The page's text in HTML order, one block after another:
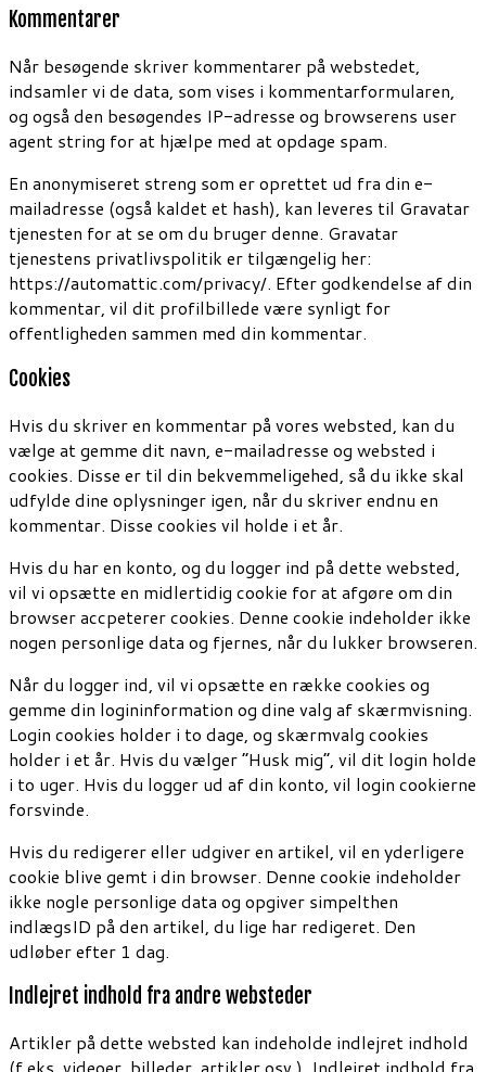
Kommentarer
Når besøgende skriver kommentarer på webstedet,
indsamler vi de data, som vises i kommentarformularen,
og også den besøgendes IP-adresse og browserens user
agent string for at hjælpe med at opdage spam.
En anonymiseret streng som er oprettet ud fra din e-
mailadresse (også kaldet et hash), kan leveres til Gravatar
tjenesten for at se om du bruger denne. Gravatar
tjenestens privatlivspolitik er tilgængelig her:
https://automattic.com/privacy/. Efter godkendelse af din
kommentar, vil dit profilbillede være synligt for
offentligheden sammen med din kommentar.
Cookies
Hvis du skriver en kommentar på vores websted, kan du
vælge at gemme dit navn, e-mailadresse og websted i
cookies. Disse er til din bekvemmeligehed, så du ikke skal
udfylde dine oplysninger igen, når du skriver endnu en
kommentar. Disse cookies vil holde i et år.
Hvis du har en konto, og du logger ind på dette websted,
vil vi opsætte en midlertidig cookie for at afgøre om din
browser accpeterer cookies. Denne cookie indeholder ikke
nogen personlige data og fjernes, når du lukker browseren.
Når du logger ind, vil vi opsætte en række cookies og
gemme din logininformation og dine valg af skærmvisning.
Login cookies holder i to dage, og skærmvalg cookies
holder i et år. Hvis du vælger “Husk mig”, vil dit login holde
i to uger. Hvis du logger ud af din konto, vil login cookierne
forsvinde.
Hvis du redigerer eller udgiver en artikel, vil en yderligere
cookie blive gemt i din browser. Denne cookie indeholder
ikke nogle personlige data og opgiver simpelthen
indlægsID på den artikel, du lige har redigeret. Den
udløber efter 1 dag.
Indlejret indhold fra andre websteder
Artikler på dette websted kan indeholde indlejret indhold